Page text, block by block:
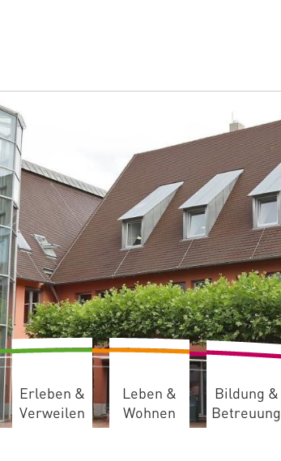
Erleben &
Verweilen
Leben &
Wohnen
Bildung &
Betreuung